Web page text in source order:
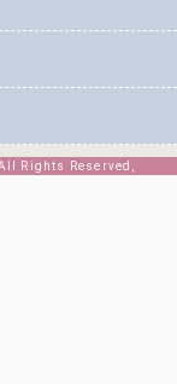
Rights Reserved,